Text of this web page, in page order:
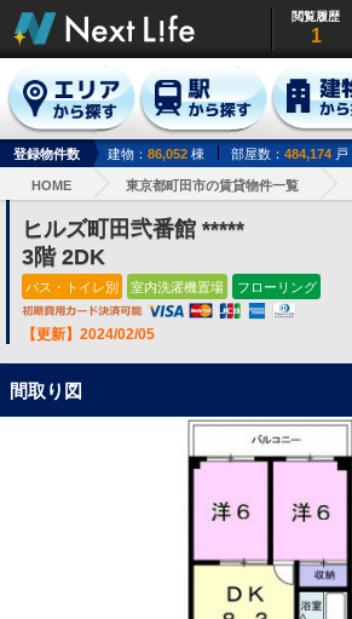
閲覧履歴
1
登録物件数 建物： 86,052 棟 部屋数： 484,174 戸
HOME 東京都町田市の賃貸物件一覧
ヒルズ町田弐番館 *****
3階 2DK
バス・トイレ別 室内洗濯機置場 フローリング
【更新】2024/02/05
間取り図